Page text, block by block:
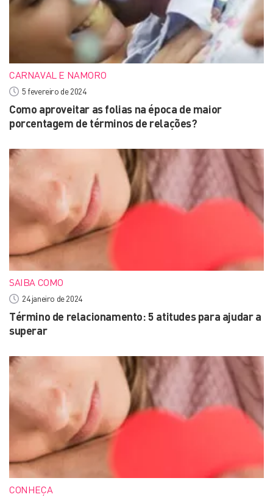
CARNAVAL E NAMORO
5 fevereiro de 2024
Como aproveitar as folias na época de maior
porcentagem de términos de relações?
SAIBA COMO
24 janeiro de 2024
Término de relacionamento: 5 atitudes para ajudar a
superar
CONHEÇA